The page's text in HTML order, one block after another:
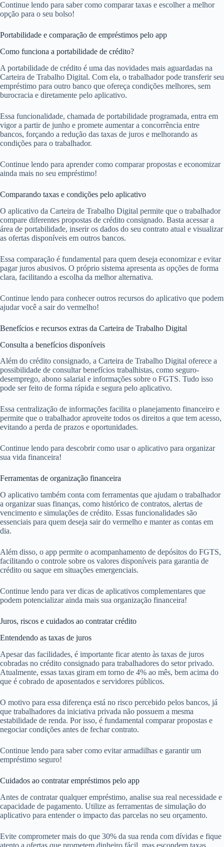
Continue lendo para saber como comparar taxas e escolher a melhor
opção para o seu bolso!
Portabilidade e comparação de empréstimos pelo app
Como funciona a portabilidade de crédito?
A portabilidade de crédito é uma das novidades mais aguardadas na
Carteira de Trabalho Digital. Com ela, o trabalhador pode transferir seu
empréstimo para outro banco que ofereça condições melhores, sem
burocracia e diretamente pelo aplicativo.
Essa funcionalidade, chamada de portabilidade programada, entra em
vigor a partir de junho e promete aumentar a concorrência entre
bancos, forçando a redução das taxas de juros e melhorando as
condições para o trabalhador.
Continue lendo para aprender como comparar propostas e economizar
ainda mais no seu empréstimo!
Comparando taxas e condições pelo aplicativo
O aplicativo da Carteira de Trabalho Digital permite que o trabalhador
compare diferentes propostas de crédito consignado. Basta acessar a
área de portabilidade, inserir os dados do seu contrato atual e visualizar
as ofertas disponíveis em outros bancos.
Essa comparação é fundamental para quem deseja economizar e evitar
pagar juros abusivos. O próprio sistema apresenta as opções de forma
clara, facilitando a escolha da melhor alternativa.
Continue lendo para conhecer outros recursos do aplicativo que podem
ajudar você a sair do vermelho!
Benefícios e recursos extras da Carteira de Trabalho Digital
Consulta a benefícios disponíveis
Além do crédito consignado, a Carteira de Trabalho Digital oferece a
possibilidade de consultar benefícios trabalhistas, como seguro-
desemprego, abono salarial e informações sobre o FGTS. Tudo isso
pode ser feito de forma rápida e segura pelo aplicativo.
Essa centralização de informações facilita o planejamento financeiro e
permite que o trabalhador aproveite todos os direitos a que tem acesso,
evitando a perda de prazos e oportunidades.
Continue lendo para descobrir como usar o aplicativo para organizar
sua vida financeira!
Ferramentas de organização financeira
O aplicativo também conta com ferramentas que ajudam o trabalhador
a organizar suas finanças, como histórico de contratos, alertas de
vencimento e simulações de crédito. Essas funcionalidades são
essenciais para quem deseja sair do vermelho e manter as contas em
dia.
Além disso, o app permite o acompanhamento de depósitos do FGTS,
facilitando o controle sobre os valores disponíveis para garantia de
crédito ou saque em situações emergenciais.
Continue lendo para ver dicas de aplicativos complementares que
podem potencializar ainda mais sua organização financeira!
Juros, riscos e cuidados ao contratar crédito
Entendendo as taxas de juros
Apesar das facilidades, é importante ficar atento às taxas de juros
cobradas no crédito consignado para trabalhadores do setor privado.
Atualmente, essas taxas giram em torno de 4% ao mês, bem acima do
que é cobrado de aposentados e servidores públicos.
O motivo para essa diferença está no risco percebido pelos bancos, já
que trabalhadores da iniciativa privada não possuem a mesma
estabilidade de renda. Por isso, é fundamental comparar propostas e
negociar condições antes de fechar contrato.
Continue lendo para saber como evitar armadilhas e garantir um
empréstimo seguro!
Cuidados ao contratar empréstimos pelo app
Antes de contratar qualquer empréstimo, analise sua real necessidade e
capacidade de pagamento. Utilize as ferramentas de simulação do
aplicativo para entender o impacto das parcelas no seu orçamento.
Evite comprometer mais do que 30% da sua renda com dívidas e fique
atento a ofertas que prometem dinheiro fácil, mas escondem taxas